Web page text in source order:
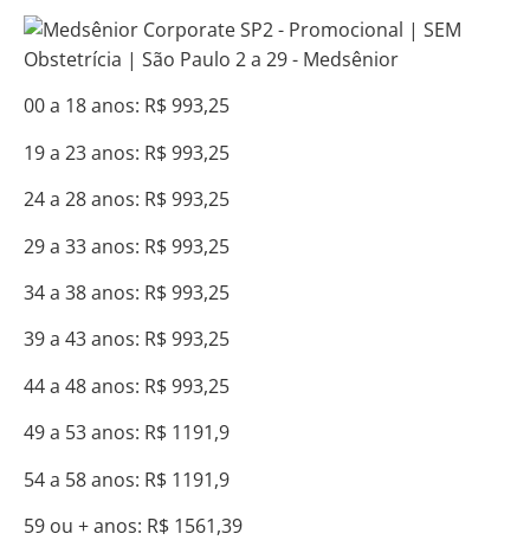
00 a 18 anos: R$ 993,25
19 a 23 anos: R$ 993,25
24 a 28 anos: R$ 993,25
29 a 33 anos: R$ 993,25
34 a 38 anos: R$ 993,25
39 a 43 anos: R$ 993,25
44 a 48 anos: R$ 993,25
49 a 53 anos: R$ 1191,9
54 a 58 anos: R$ 1191,9
59 ou + anos: R$ 1561,39